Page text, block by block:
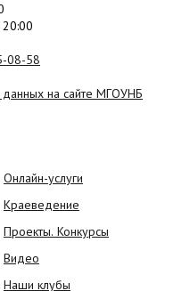
08-58
данных на сайте МГОУНБ
Онлайн-услуги
Краеведение
Проекты. Конкурсы
Видео
Наши клубы